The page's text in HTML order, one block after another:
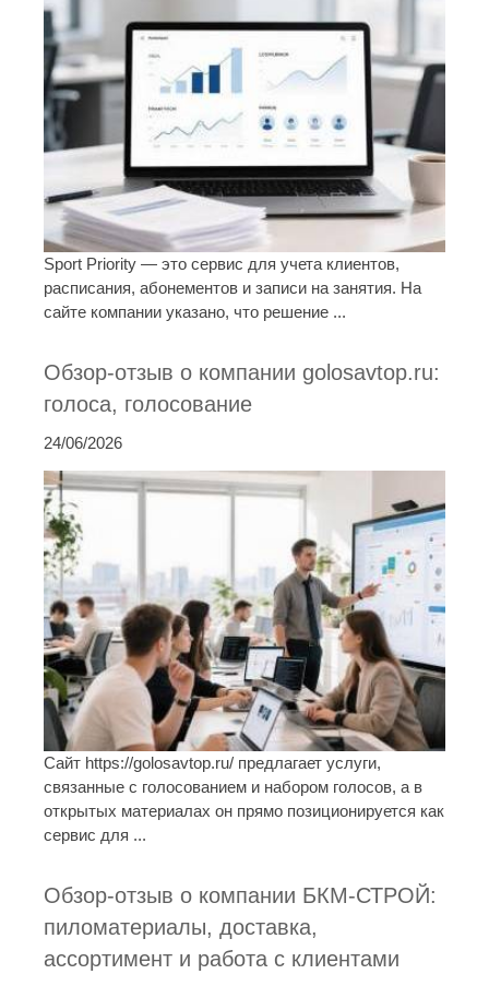
Sport Priority — это сервис для учета клиентов,
расписания, абонементов и записи на занятия. На
сайте компании указано, что решение ...
Обзор-отзыв о компании golosavtop.ru:
голоса, голосование
24/06/2026
Сайт https://golosavtop.ru/ предлагает услуги,
связанные с голосованием и набором голосов, а в
открытых материалах он прямо позиционируется как
сервис для ...
Обзор-отзыв о компании БКМ-СТРОЙ:
пиломатериалы, доставка,
ассортимент и работа с клиентами